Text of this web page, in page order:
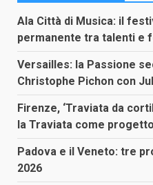
Ala Città di Musica: il
permanente tra talenti e
Versailles: la Passione
Christophe Pichon con
Firenze, ‘Traviata da
la Traviata come
Padova e il Veneto: tre
2026